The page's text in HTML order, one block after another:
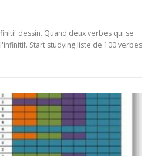
dessin. Quand deux verbes qui se
Start studying liste de 100 verbes